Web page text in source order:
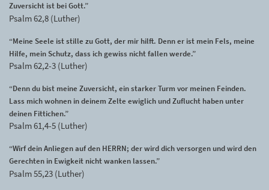
Zuversicht ist bei Gott.”
Psalm 62,8 (Luther)
“Meine Seele ist stille zu Gott, der mir hilft. Denn er ist mein Fels, meine
Hilfe, mein Schutz, dass ich gewiss nicht fallen werde.”
Psalm 62,2-3 (Luther)
“Denn du bist meine Zuversicht, ein starker Turm vor meinen Feinden.
Lass mich wohnen in deinem Zelte ewiglich und Zuflucht haben unter
deinen Fittichen.”
Psalm 61,4-5 (Luther)
“Wirf dein Anliegen auf den HERRN; der wird dich versorgen und wird den
Gerechten in Ewigkeit nicht wanken lassen.”
Psalm 55,23 (Luther)